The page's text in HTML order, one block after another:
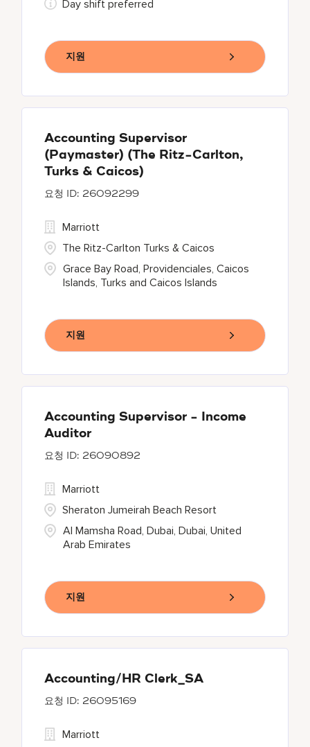
Day shift preferred
지원
Accounting Supervisor
(Paymaster) (The Ritz-Carlton,
Turks & Caicos)
26092299
Grace Bay Road, Providenciales, Caicos
Islands, Turks and Caicos Islands
Marriott
The Ritz-Carlton Turks & Caicos
지원
Accounting Supervisor - Income
Auditor
26090892
Al Mamsha Road, Dubai, Dubai, United
Arab Emirates
Marriott
Sheraton Jumeirah Beach Resort
지원
Accounting/HR Clerk_SA
26095169
Marriott